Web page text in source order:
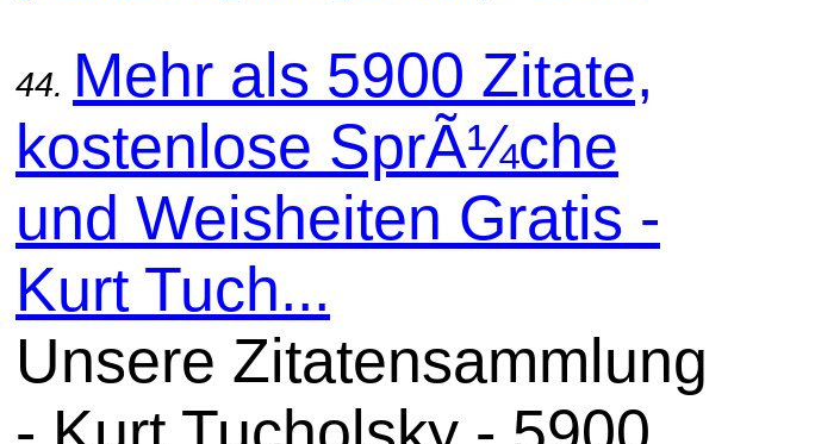
44. Mehr als 5900 Zitate,
kostenlose SprÃ¼che
und Weisheiten Gratis -
Kurt Tuch...
Unsere Zitatensammlung